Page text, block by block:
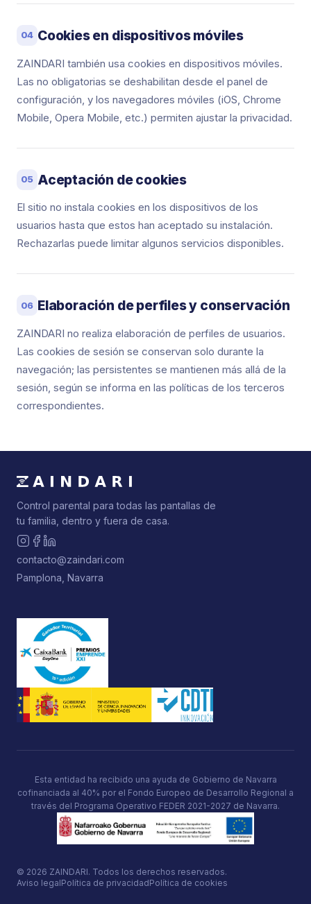
04 Cookies en dispositivos móviles
ZAINDARI también usa cookies en dispositivos móviles.
Las no obligatorias se deshabilitan desde el panel de
configuración, y los navegadores móviles (iOS, Chrome
Mobile, Opera Mobile, etc.) permiten ajustar la privacidad.
05 Aceptación de cookies
El sitio no instala cookies en los dispositivos de los
usuarios hasta que estos han aceptado su instalación.
Rechazarlas puede limitar algunos servicios disponibles.
06 Elaboración de perfiles y conservación
ZAINDARI no realiza elaboración de perfiles de usuarios.
Las cookies de sesión se conservan solo durante la
navegación; las persistentes se mantienen más allá de la
sesión, según se informa en las políticas de los terceros
correspondientes.
Control parental para todas las pantallas de
tu familia, dentro y fuera de casa.
contacto@zaindari.com
Pamplona, Navarra
Esta entidad ha recibido una ayuda de Gobierno de Navarra
cofinanciada al 40% por el Fondo Europeo de Desarrollo Regional a
través del Programa Operativo FEDER 2021-2027 de Navarra.
© 2026 ZAINDARI. Todos los derechos reservados.
Aviso legalPolítica de privacidadPolítica de cookies